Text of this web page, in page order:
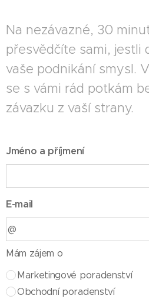
Na nezávazné, 30
přesvědčíte sami, jestli
vaše podnikání smysl.
se s vámi rád potkám
závazku z vaší strany.
Jméno a příjmení
E-mail
Mám zájem o
Marketingové poradenství
Obchodní poradenství